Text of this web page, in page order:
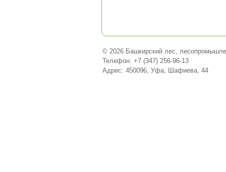
© 2026 Башкирский лес,
Телефон: +7 (347) 256-96-13
Адрес: 450096, Уфа, Шафиева, 44